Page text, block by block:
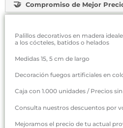
Compromiso de Mejor
Palillos decorativos en madera
a los cócteles, batidos o helados
Medidas 15, 5 cm de largo
Decoración fuegos artificiales en
Caja con 1.000 unidades / Precios
Consulta nuestros descuentos por
Mejoramos el precio de tu actual